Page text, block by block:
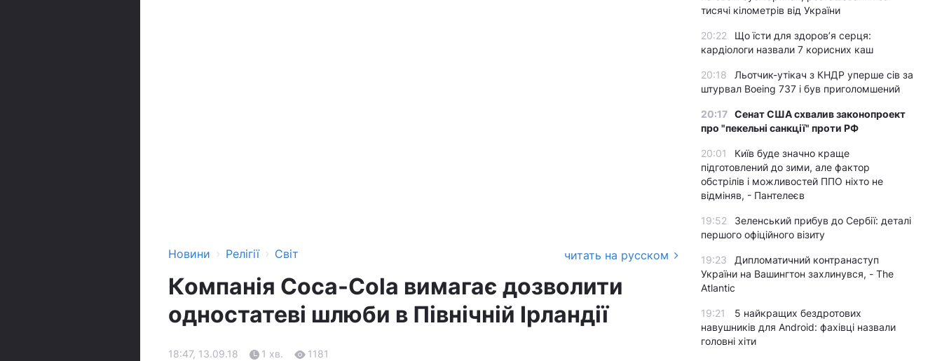
Новини › Релігії › Світ читать на русском
Компанія Coca-Cola вимагає дозволити
одностатеві шлюби в Північній Ірландії
18:47, 13.09.18 1 хв. 1181
тисячі кілометрів від України
20:22
Що їсти для здоров’я серця:
кардіологи назвали 7 корисних каш
20:18
Льотчик-утікач з КНДР уперше сів за
штурвал Boeing 737 і був приголомшений
20:17 Сенат США схвалив законопроект
про "пекельні санкції" проти РФ
20:01
Київ буде значно краще
підготовлений до зими, але фактор
обстрілів і можливостей ППО ніхто не
відміняв, - Пантелеєв
19:52
Зеленський прибув до Сербії: деталі
першого офіційного візиту
19:23
Дипломатичний контранаступ
України на Вашингтон захлинувся, - The
Atlantic
19:21
5 найкращих бездротових
навушників для Android: фахівці назвали
головні хіти